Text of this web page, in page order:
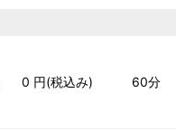
0 円(税込み) 60分